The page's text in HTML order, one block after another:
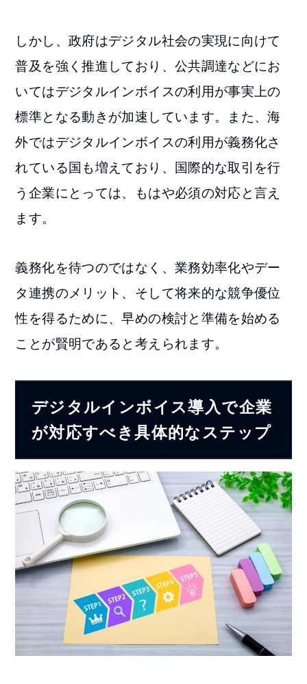
しかし、政府はデジタル社会の実現に向けて
普及を強く推進しており、公共調達などにお
いてはデジタルインボイスの利用が事実上の
標準となる動きが加速しています。また、海
外ではデジタルインボイスの利用が義務化さ
れている国も増えており、国際的な取引を行
う企業にとっては、もはや必須の対応と言え
ます。
義務化を待つのではなく、業務効率化やデー
タ連携のメリット、そして将来的な競争優位
性を得るために、早めの検討と準備を始める
ことが賢明であると考えられます。
デジタルインボイス導入で企業
が対応すべき具体的なステップ